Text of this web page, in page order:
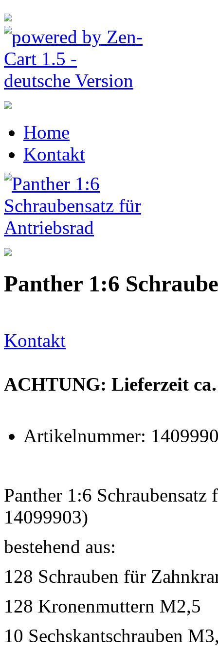
Home
Kontakt
Panther 1:6
Kontakt
ACHTUNG: Lieferzeit ca.
Artikelnummer:
Panther 1:6
14099903)
bestehend aus:
128 Schrauben für
128 Kronenmuttern M2,5
10 Sechskantschrauben